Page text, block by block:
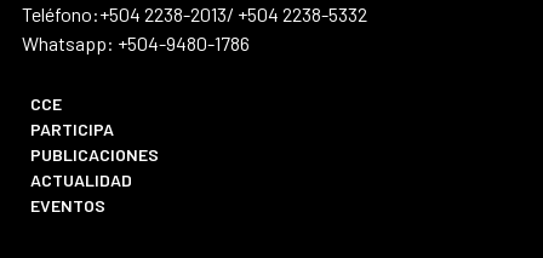
Teléfono:+504 2238-2013/ +504 2238-5332
Whatsapp: +504-9480-1786
CCE
PARTICIPA
PUBLICACIONES
ACTUALIDAD
EVENTOS